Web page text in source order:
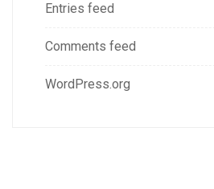
Entries feed
Comments feed
WordPress.org